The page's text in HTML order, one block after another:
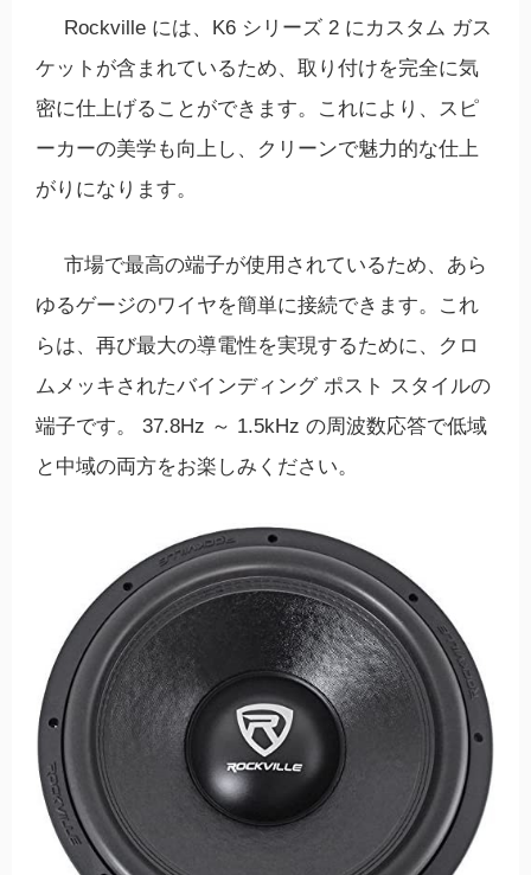
Rockville には、K6 シリーズ 2 にカスタム ガス
ケットが含まれているため、取り付けを完全に気
密に仕上げることができます。これにより、スピ
ーカーの美学も向上し、クリーンで魅力的な仕上
がりになります。
市場で最高の端子が使用されているため、あら
ゆるゲージのワイヤを簡単に接続できます。これ
らは、再び最大の導電性を実現するために、クロ
ムメッキされたバインディング ポスト スタイルの
端子です。 37.8Hz ～ 1.5kHz の周波数応答で低域
と中域の両方をお楽しみください。